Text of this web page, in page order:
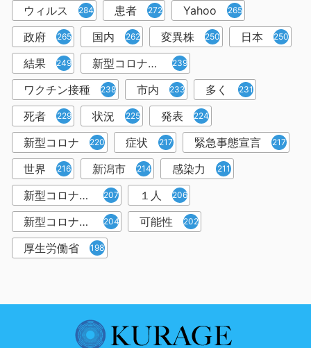
ウィルス 284 患者 272 Yahoo 265
政府 265 国内 262 変異株 250 日本 250
結果 249 新型コロナウイルスワクチン 239
ワクチン接種 238 市内 233 多く 231
死者 229 状況 225 発表 224
新型コロナ 220 症状 217 緊急事態宣言 217
世界 216 新潟市 214 感染力 211
新型コロナウイルス感染者 207 １人 206
新型コロナウイルス対策 204 可能性 202
厚生労働省 198